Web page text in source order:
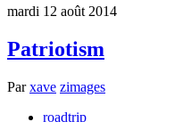
mardi 12 août 2014
Patriotism
Parxave zimages
roadtrip